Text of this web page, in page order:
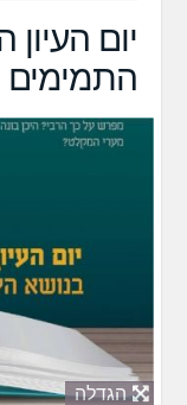
יום
התמימים
הגדלה